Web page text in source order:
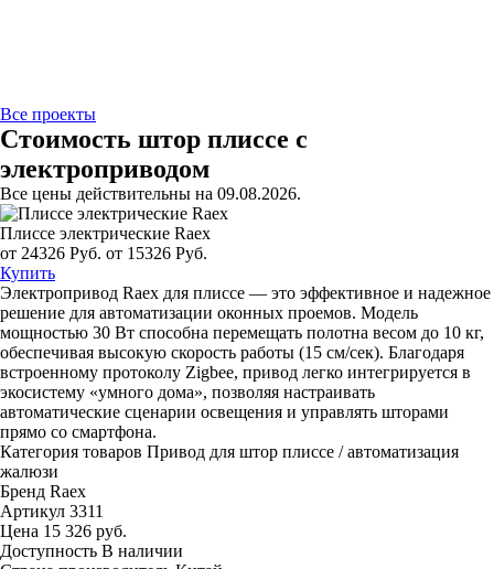
Все проекты
Стоимость штор плиссе с
электроприводом
Все цены действительны на 09.08.2026.
Плиссе электрические Raex
от 24326 Руб. от 15326 Руб.
Купить
Электропривод Raex для плиссе — это эффективное и надежное
решение для автоматизации оконных проемов. Модель
мощностью 30 Вт способна перемещать полотна весом до 10 кг,
обеспечивая высокую скорость работы (15 см/сек). Благодаря
встроенному протоколу Zigbee, привод легко интегрируется в
экосистему «умного дома», позволяя настраивать
автоматические сценарии освещения и управлять шторами
прямо со смартфона.
Категория товаров Привод для штор плиссе / автоматизация
жалюзи
Бренд Raex
Артикул 3311
Цена 15 326 руб.
Доступность В наличии